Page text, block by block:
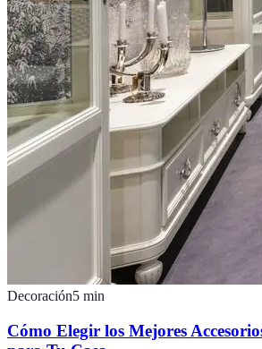
Decoración5 min
Cómo Elegir los Mejores